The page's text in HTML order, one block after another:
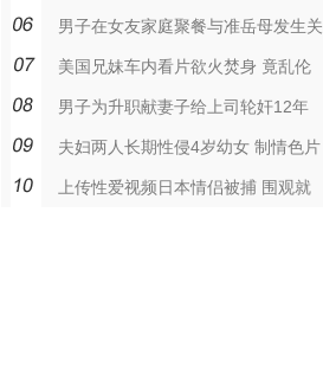
男子在女友家庭聚餐与准岳母发生关
美国兄妹车内看片欲火焚身 竟乱伦
男子为升职献妻子给上司轮奸12年
夫妇两人长期性侵4岁幼女 制情色片
上传性爱视频日本情侣被捕 围观就